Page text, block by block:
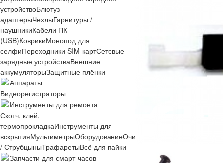
устройствоБлютуз
адаптерыЧехлыГарнитуры /
наушникиКабели ПК
(USB)КоврикиМонопод для
селфиПереходники SIM-картСетевые
зарядные устройстваВнешние
аккумуляторыЗащитные плёнки
Аппараты
Видеорегистраторы
Инструменты для ремонта
Скотч, клей,
термопрокладкаИнструменты для
вскрытияМультиметрыОборудованиеОчистители
/ СтрубцыныТрафаретыВсё для пайки
Запчасти для смарт-часов